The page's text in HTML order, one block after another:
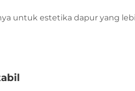
untuk estetika dapur yang